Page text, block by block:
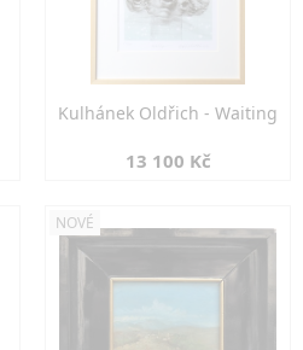
Kulhánek Oldřich - Waiting
13 100 Kč
NOVÉ